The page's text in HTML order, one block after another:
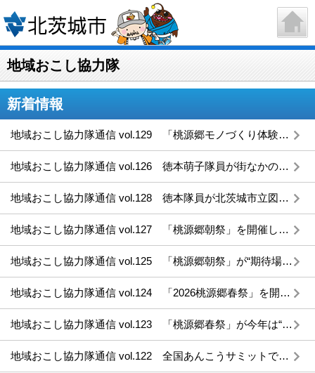
地域おこし協力隊
新着情報
地域おこし協力隊通信 vol.129 「桃源郷モノづくり体験」が“期待場”で開催されます！
地域おこし協力隊通信 vol.126 徳本萌子隊員が街なかの窓をギャラリーに変えます〜まちなかウィンドウギャラリー
地域おこし協力隊通信 vol.128 徳本隊員が北茨城市立図書館でワークショップを開催 シルクスクリーンを使ってトートバッグを作成しました！
地域おこし協力隊通信 vol.127 「桃源郷朝祭」を開催しました！
地域おこし協力隊通信 vol.125 「桃源郷朝祭」が“期待場”で開催されます！
地域おこし協力隊通信 vol.124 「2026桃源郷春祭」を開催しました！
地域おこし協力隊通信 vol.123 「桃源郷春祭」が今年は“期待場”で開催されます！
地域おこし協力隊通信 vol.122 全国あんこうサミットで「作品展示・ライブドローイング」と「あんこうを使った版画のワークショップ」を実施しました！